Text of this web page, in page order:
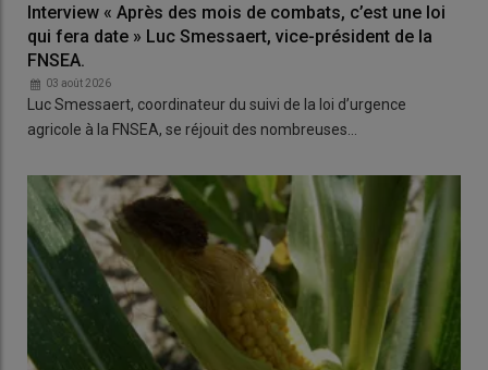
Interview « Après des mois de combats, c’est une loi
qui fera date » Luc Smessaert, vice-président de la
FNSEA.
03 août 2026
Luc Smessaert, coordinateur du suivi de la loi d’urgence
agricole à la FNSEA, se réjouit des nombreuses…